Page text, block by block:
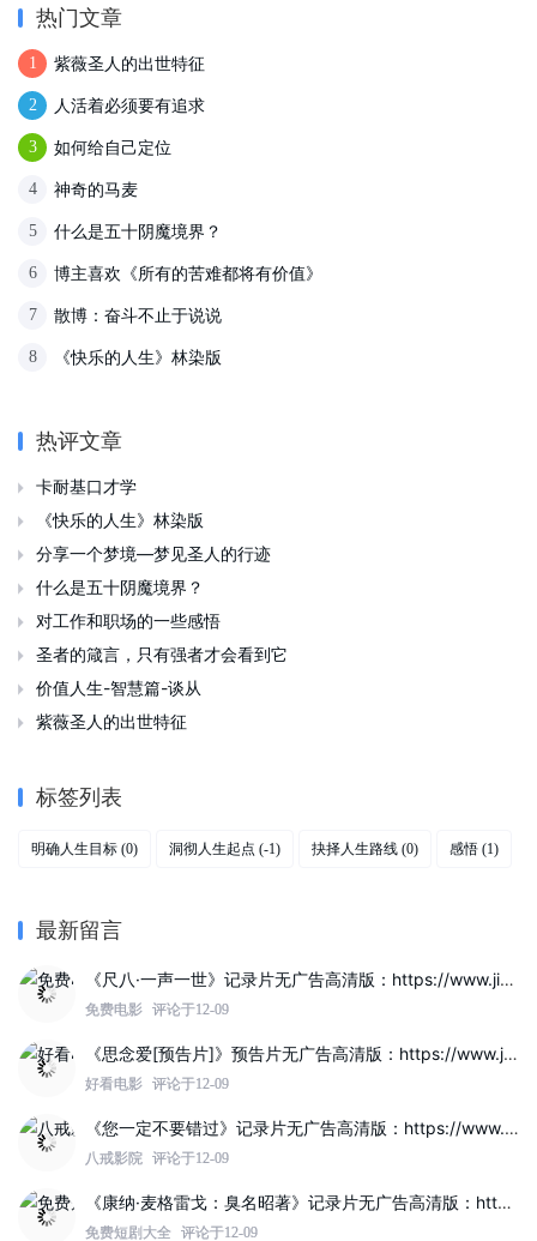
热门文章
1 紫薇圣人的出世特征
2 人活着必须要有追求
3 如何给自己定位
4 神奇的马麦
5 什么是五十阴魔境界？
6 博主喜欢《所有的苦难都将有价值》
7 散博：奋斗不止于说说
8 《快乐的人生》林染版
热评文章
 卡耐基口才学
 《快乐的人生》林染版
 分享一个梦境—梦见圣人的行迹
 什么是五十阴魔境界？
 对工作和职场的一些感悟
 圣者的箴言，只有强者才会看到它
 价值人生-智慧篇-谈从
 紫薇圣人的出世特征
标签列表
明确人生目标 (0) 洞彻人生起点 (-1) 抉择人生路线 (0) 感悟 (1)
最新留言
《尺八·一声一世》记录片无广告高清版：https://www.jinzhuqq.com/dyvideo/117822.html
免费电影 评论于12-09
《思念爱[预告片]》预告片无广告高清版：https://www.jinzhuqq.com/dyvideo/117817.html
好看电影 评论于12-09
《您一定不要错过》记录片无广告高清版：https://www.jinzhuqq.com/dyvideo/117819.html
八戒影院 评论于12-09
《康纳·麦格雷戈：臭名昭著》记录片无广告高清版：https://www.jinzhuqq.com/dyvideo/117812.html
免费短剧大全 评论于12-09